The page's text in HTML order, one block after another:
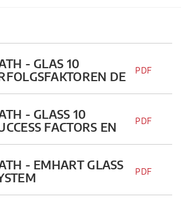
- GLAS 10
DE
PDF
- GLASS 10
FACTORS EN
PDF
- EMHART GLASS
PDF